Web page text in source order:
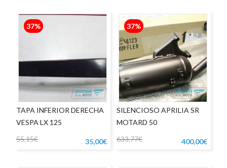
37%
TAPA INFERIOR DERECHA
VESPA LX 125
55,15€
35,00€
37%
SILENCIOSO APRILIA SR
MOTARD 50
633,77€
400,00€